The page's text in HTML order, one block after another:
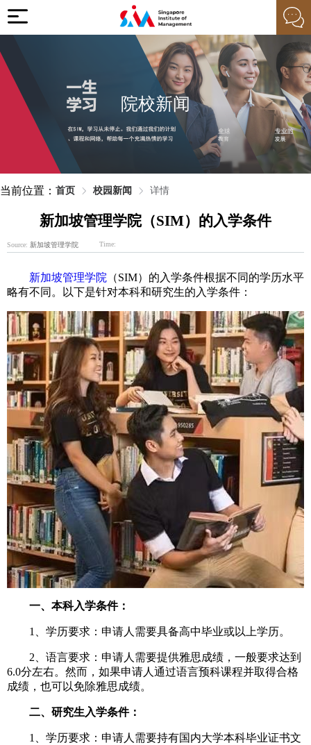
院校新闻
当前位置： 首页 校园新闻 详情
新加坡管理学院（SIM）的入学条件
Source: 新加坡管理学院 Time:
新加坡管理学院 （SIM）的入学条件根据不同的学历水平
略有不同。以下是针对本科和研究生的入学条件：
一、本科入学条件：
1、学历要求：申请人需要具备高中毕业或以上学历。
2、语言要求：申请人需要提供雅思成绩，一般要求达到
6.0分左右。然而，如果申请人通过语言预科课程并取得合格
成绩，也可以免除雅思成绩。
二、研究生入学条件：
1、学历要求：申请人需要持有国内大学本科毕业证书文